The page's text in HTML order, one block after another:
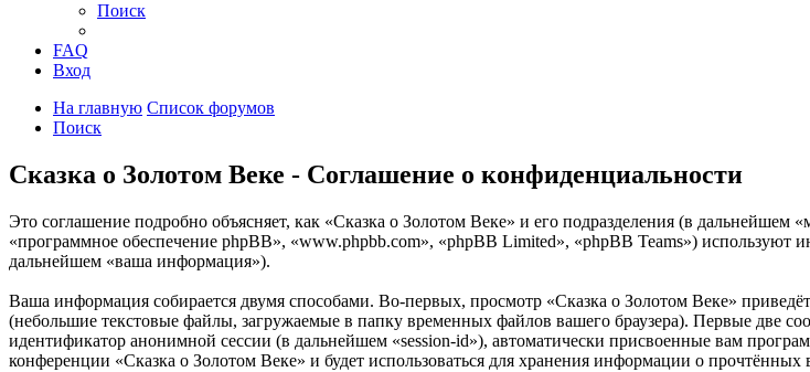
Поиск
FAQ
Вход
На главную Список форумов
Поиск
Сказка о Золотом Веке - Соглашение о конфиденциальности
Это соглашение подробно объясняет, как «Сказка о Золотом Веке» и его подразделения (в
«программное обеспечение phpBB», «www.phpbb.com», «phpBB Limited», «phpBB Teams»)
дальнейшем «ваша информация»).
Ваша информация собирается двумя способами. Во-первых, просмотр «Сказка о Золотом Веке»
(небольшие текстовые файлы, загружаемые в папку временных файлов вашего браузера). Первые две
идентификатор анонимной сессии (в дальнейшем «session-id»), автоматически присвоенные вам
конференции «Сказка о Золотом Веке» и будет использоваться для хранения информации о